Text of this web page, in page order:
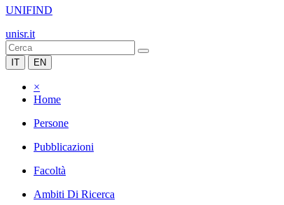
UNIFIND
unisr.it
IT EN
×
Home
Persone
Pubblicazioni
Facoltà
Ambiti Di Ricerca